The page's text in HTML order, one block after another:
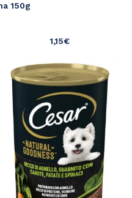
150g
1,15€